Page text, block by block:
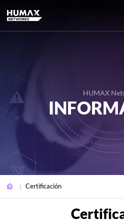
HUMAX
Certificación